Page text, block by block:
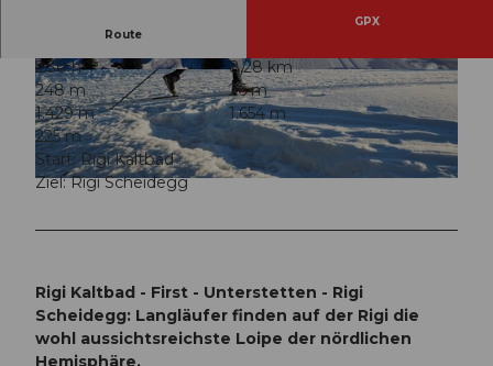
© Gäste-Service Rigi
© Gäste-Service Rigi © Gäste-Service Rigi
Route
GPX
2:30 h
8,28 km
248 m
26 m
1.429 m
1.654 m
225 m
Start: Rigi Kaltbad
Ziel: Rigi Scheidegg
Rigi Kaltbad - First - Unterstetten - Rigi
Scheidegg: Langläufer finden auf der Rigi die
wohl aussichtsreichste Loipe der nördlichen
Hemisphäre.